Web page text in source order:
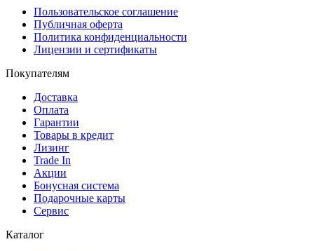
Пользовательское соглашение
Публичная оферта
Политика конфиденциальности
Лицензии и сертификаты
Покупателям
Доставка
Оплата
Гарантии
Товары в кредит
Лизинг
Trade In
Акции
Бонусная система
Подарочные карты
Сервис
Каталог